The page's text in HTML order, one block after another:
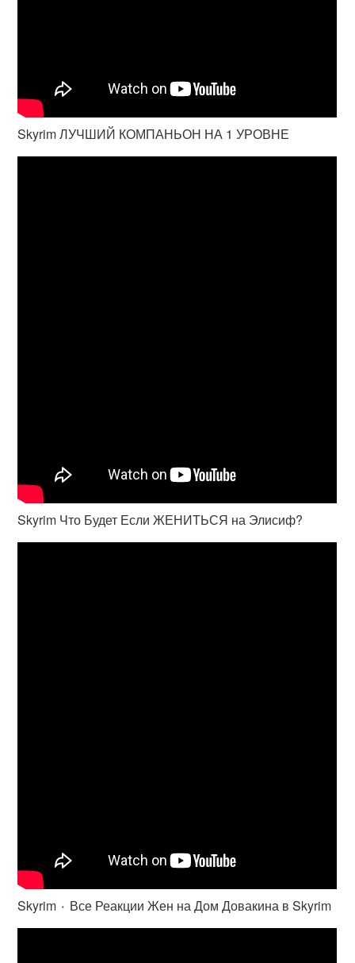
Skyrim ЛУЧШИЙ КОМПАНЬОН НА 1 УРОВНЕ
Skyrim Что Будет Если ЖЕНИТЬСЯ на Элисиф?
Skyrim ٠ Все Реакции Жен на Дом Довакина в Skyrim